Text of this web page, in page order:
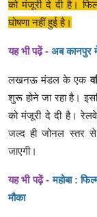
को मंजूरी दे दी है।
घोषणा नहीं हुई है।
यह भी पढ़ें - अब कानपुर
लखनऊ मंडल के एक
शुरू होने जा रहा है।
को मंजूरी दे दी है।
जल्द ही जोनल स्तर
जाएगी।
यह भी पढ़ें -महोबा :
मौका